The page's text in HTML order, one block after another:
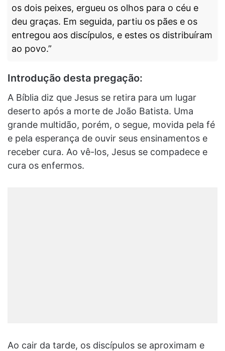
os dois peixes, ergueu os olhos para o céu e
deu graças. Em seguida, partiu os pães e os
entregou aos discípulos, e estes os distribuíram
ao povo.”
Introdução desta pregação:
A Bíblia diz que Jesus se retira para um lugar
deserto após a morte de João Batista. Uma
grande multidão, porém, o segue, movida pela fé
e pela esperança de ouvir seus ensinamentos e
receber cura. Ao vê-los, Jesus se compadece e
cura os enfermos.
Ao cair da tarde, os discípulos se aproximam e